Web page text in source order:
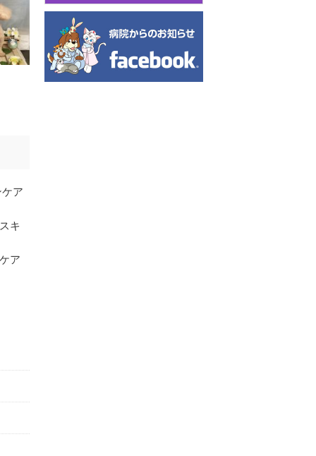
ア
キ
ア